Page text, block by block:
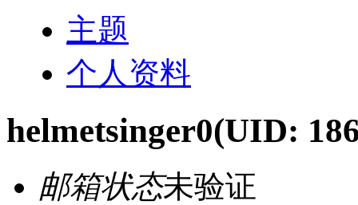
主题
个人资料
helmetsinger0(UID:
邮箱状态未验证